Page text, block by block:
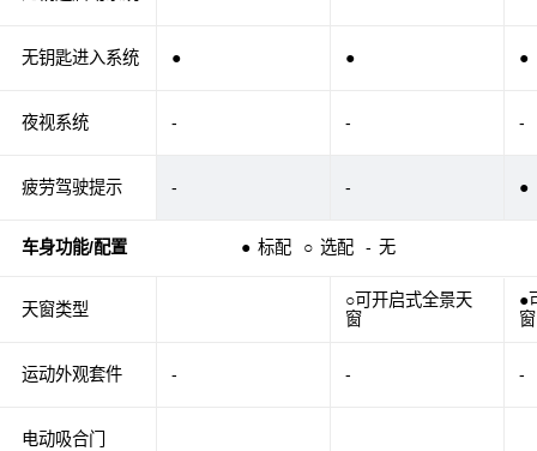
无钥匙进入系统
夜视系统
疲劳驾驶提示
车身功能/配置 ● 标配 ○ 选配 - 无
天窗类型
运动外观套件
电动吸合门
● ● ●
- - -
- - ●
○可开启式全景天
窗
●
窗
- - -